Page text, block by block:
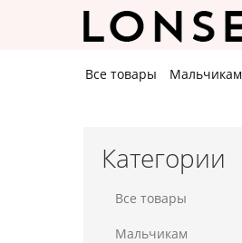
Все товары Мальчикам
Категории
Все товары
Мальчикам